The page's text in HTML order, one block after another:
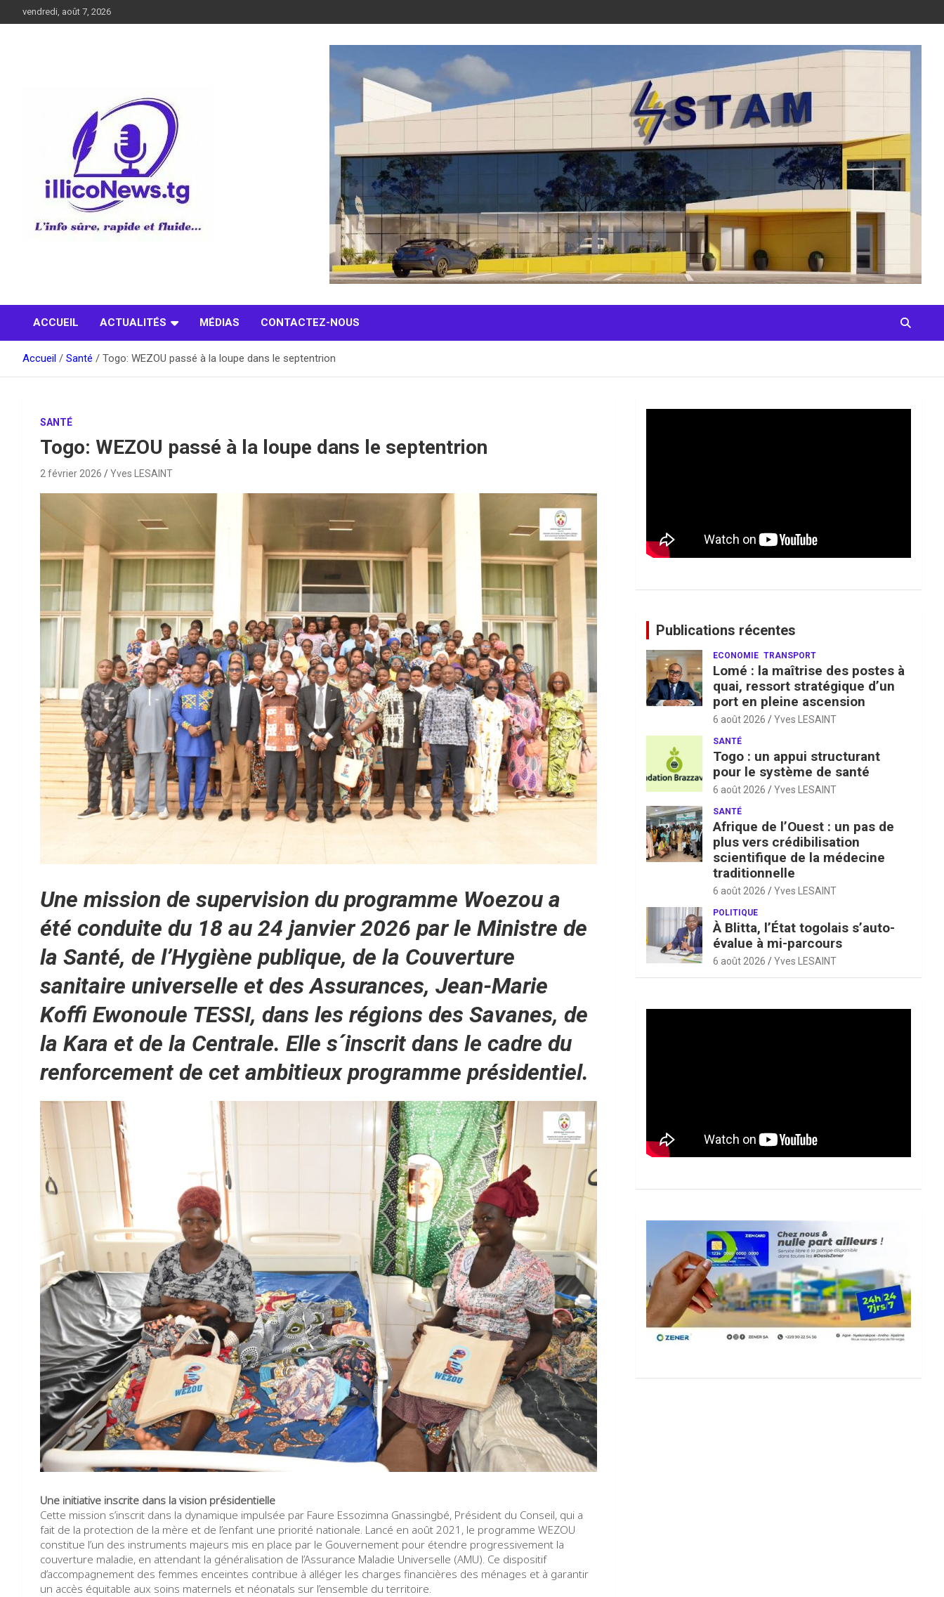
au
vendredi, août 7, 2026
ACCUEIL ACTUALITÉS MÉDIAS CONTACTEZ-NOUS
Accueil Santé Togo: WEZOU passé à la loupe dans le septentrion
SANTÉ
Togo: WEZOU passé à la loupe dans le septentrion
2 février 2026 Yves LESAINT
Une mission de supervision du programme Woezou a
été conduite du 18 au 24 janvier 2026 par le Ministre de
la Santé, de l’Hygiène publique, de la Couverture
sanitaire universelle et des Assurances, Jean-Marie
Koffi Ewonoule TESSI, dans les régions des Savanes, de
la Kara et de la Centrale. Elle s´inscrit dans le cadre du
renforcement de cet ambitieux programme présidentiel.
Une initiative inscrite dans la vision présidentielle
Cette mission s’inscrit dans la dynamique impulsée par Faure Essozimna Gnassingbé, Président du Conseil, qui a
fait de la protection de la mère et de l’enfant une priorité nationale. Lancé en août 2021, le programme WEZOU
constitue l’un des instruments majeurs mis en place par le Gouvernement pour étendre progressivement la
couverture maladie, en attendant la généralisation de l’Assurance Maladie Universelle (AMU). Ce dispositif
d’accompagnement des femmes enceintes contribue à alléger les charges financières des ménages et à garantir
un accès équitable aux soins maternels et néonatals sur l’ensemble du territoire.
Publications récentes
ECONOMIE TRANSPORT
Lomé : la maîtrise des postes à
quai, ressort stratégique d’un
port en pleine ascension
6 août 2026 Yves LESAINT
SANTÉ
Togo : un appui structurant
pour le système de santé
6 août 2026 Yves LESAINT
SANTÉ
Afrique de l’Ouest : un pas de
plus vers crédibilisation
scientifique de la médecine
traditionnelle
6 août 2026 Yves LESAINT
POLITIQUE
À Blitta, l’État togolais s’auto-
évalue à mi-parcours
6 août 2026 Yves LESAINT